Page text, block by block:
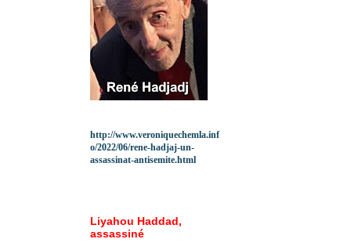
http://www.veroniquechemla.inf
o/2022/06/rene-hadjaj-un-
assassinat-antisemite.html
Liyahou Haddad,
assassiné